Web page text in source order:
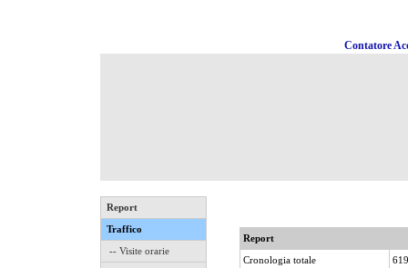
Contatore
Report
Traffico
-- Visite orarie
Report
Cronologia totale